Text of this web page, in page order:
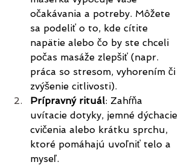
očakávania a potreby. Môžete
sa podeliť o to, kde cítite
napätie alebo čo by ste chceli
počas masáže zlepšiť (napr.
práca so stresom, vyhorením či
zvýšenie citlivosti).
Prípravný rituál: Zahŕňa
uvítacie dotyky, jemné dýchacie
cvičenia alebo krátku sprchu,
ktoré pomáhajú uvoľniť telo a
myseľ.